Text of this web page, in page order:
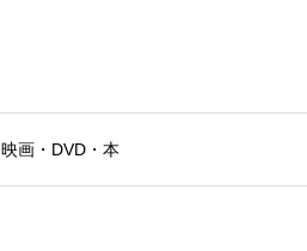
映画・DVD・本